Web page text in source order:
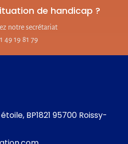
de handicap ?
notre secrétariat
49 19 81 79
BP1821 95700 Roissy-